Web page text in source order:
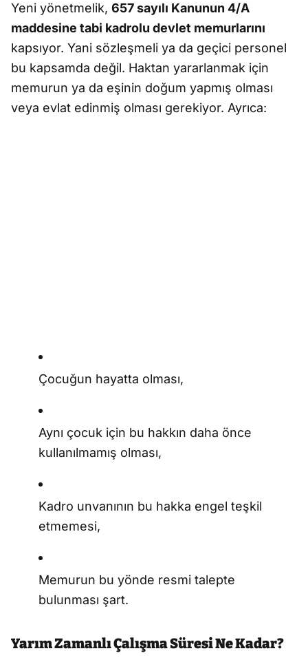
Yeni yönetmelik, 657 sayılı Kanunun 4/A
maddesine tabi kadrolu devlet memurlarını
kapsıyor. Yani sözleşmeli ya da geçici personel
bu kapsamda değil. Haktan yararlanmak için
memurun ya da eşinin doğum yapmış olması
veya evlat edinmiş olması gerekiyor. Ayrıca:
Çocuğun hayatta olması,
Aynı çocuk için bu hakkın daha önce
kullanılmamış olması,
Kadro unvanının bu hakka engel teşkil
etmemesi,
Memurun bu yönde resmi talepte
bulunması şart.
Yarım Zamanlı Çalışma Süresi Ne Kadar?